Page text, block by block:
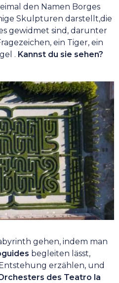
den Namen Borges
Skulpturen darstellt,die
gewidmet sind, darunter
ein Tiger, ein
. Kannst du sie sehen?
gehen, indem man
begleiten lässt,
erzählen, und
des Teatro la